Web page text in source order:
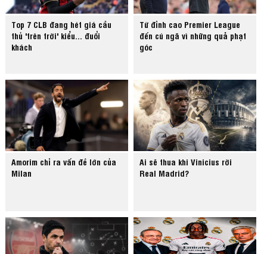
Top 7 CLB đang hét giá cầu
thủ 'trên trời' kiểu... đuổi
khách
Từ đỉnh cao Premier League
đến cú ngã vì những quả phạt
góc
Amorim chỉ ra vấn đề lớn của
Milan
Ai sẽ thua khi Vinicius rời
Real Madrid?